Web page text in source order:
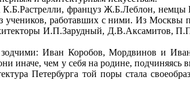
француз Ж.Б.Леблон,
учеников, работавших с ними. Из
И.П.Зарудный, Д.В.Аксамитов,
зодчими: Иван Коробов, Мордвинов и
чем у себя на родине, подчиняясь
Петербурга той поры стала